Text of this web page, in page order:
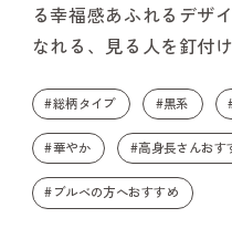
る幸福感あふれるデザ
なれる、見る人を釘付
#総柄タイプ #黒系
#華やか #高身長さんおす
#ブルベの方へおすすめ